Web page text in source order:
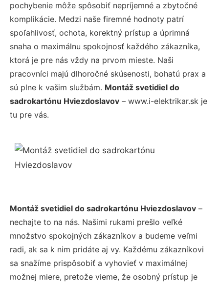
pochybenie môže spôsobiť nepríjemné a zbytočné
komplikácie. Medzi naše firemné hodnoty patrí
spoľahlivosť, ochota, korektný prístup a úprimná
snaha o maximálnu spokojnosť každého zákazníka,
ktorá je pre nás vždy na prvom mieste. Naši
pracovníci majú dlhoročné skúsenosti, bohatú prax a
sú plne k vašim službám. Montáž svetidiel do
sadrokartónu Hviezdoslavov – www.i-elektrikar.sk je
tu pre vás.
Montáž svetidiel do sadrokartónu Hviezdoslavov –
nechajte to na nás. Našimi rukami prešlo veľké
množstvo spokojných zákazníkov a budeme veľmi
radi, ak sa k nim pridáte aj vy. Každému zákazníkovi
sa snažíme prispôsobiť a vyhovieť v maximálnej
možnej miere, pretože vieme, že osobný prístup je